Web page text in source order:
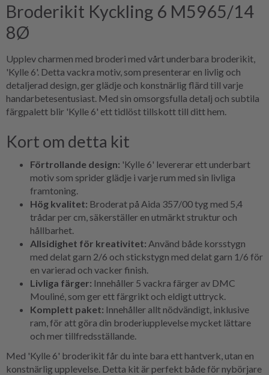
Broderikit Kyckling 6 M5965/14
8Ø
Upplev charmen med broderi med vårt underbara broderikit,
'Kylle 6'. Detta vackra motiv, som presenterar en livlig och
detaljerad design, ger glädje och konstnärlig flärd till varje
handarbetesentusiast. Med sin omsorgsfulla detalj och subtila
färgpalett blir 'Kylle 6' ett tidlöst tillskott till ditt hem.
Kort om detta kit
Förtrollande design: 'Kylle 6' levererar ett underbart
motiv som sprider glädje i varje rum med sin livliga
framtoning.
Hög kvalitet: Broderat på Aida 357/00 tyg med 5,4
trådar per cm, säkerställer en utmärkt struktur och
hållbarhet.
Allsidighet för kreativitet: Använd både korsstygn
med delat garn 2/6 och stickstygn med delat garn 1/6 för
en varierad och vacker finish.
Livliga färger: Innehåller 5 vackra färger av DMC
Mouliné, som ger ett färgrikt och eldigt uttryck.
Komplett paket: Innehåller allt nödvändigt, inklusive
ram, för att göra din broderiupplevelse mycket lättare
och mer tillfredsställande.
Med 'Kylle 6' broderikit får du inte bara ett hantverk, utan en
konstnärlig upplevelse. Detta kit är perfekt både för nybörjare